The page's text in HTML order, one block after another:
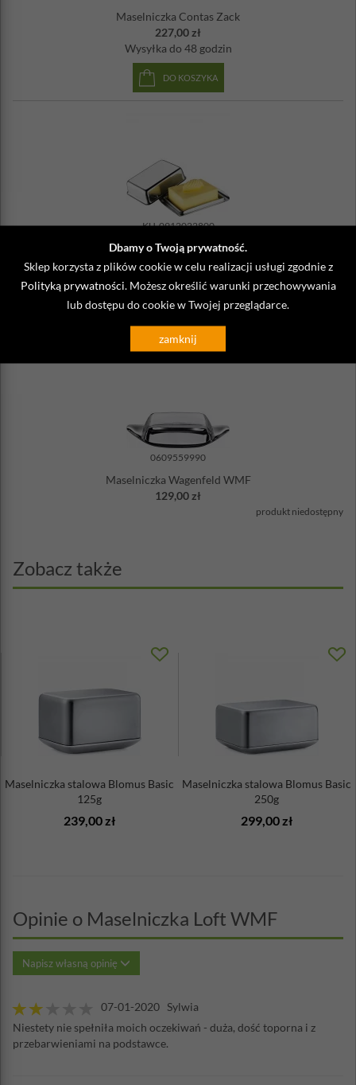
Dbamy o Twoją prywatność.
Sklep korzysta z plików cookie w celu realizacji usługi zgodnie z
Polityką prywatności. Możesz określić warunki przechowywania
lub dostępu do cookie w Twojej przeglądarce.
zamknij
Maselniczka Contas Zack
227,00 zł
Wysyłka do 48 godzin
DO KOSZYKA
KU-0912022800
Maselniczka stalowa Kuchenprofi
147,90 zł
Wysyłka
do 48 godzin
DO KOSZYKA
0609559990
Maselniczka Wagenfeld WMF
129,00 zł
produkt niedostępny
Zobacz także
Maselniczka stalowa Blomus Basic
125g
239,00 zł
Maselniczka stalowa Blomus Basic
250g
299,00 zł
Opinie o Maselniczka Loft WMF
Napisz własną opinię
07-01-2020 Sylwia
Niestety nie spełniła moich oczekiwań - duża, dość toporna i z
przebarwieniami na podstawce.